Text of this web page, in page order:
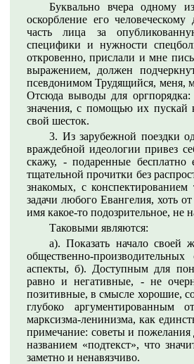
Буквально вчера одному
оскорбление его
часть лица за
специфики и нужности
откровенно, прислали и мне
выражением, должен
псевдонимом Трудящийся, меня,
Отсюда выводы для
значения, с помощью их пускай
свой шесток.
3. Из зарубежной поездки
враждебной идеологии привез
скажу, - подаренные
тщательной прочитки без
знакомых, с
задачи любого Евангелия, хоть
имя какое-то подозрительное, не
Таковыми являются:
а). Показать начало своей
общественно-
аспекты, б). Доступным для
равно и негативные, - не
позитивные, в смысле хорошие,
глубоко аргументированным
марксизма-ленинизма, как
примечание: советы и пожелания
названием «подтекст», что
заметно и ненавязчиво.